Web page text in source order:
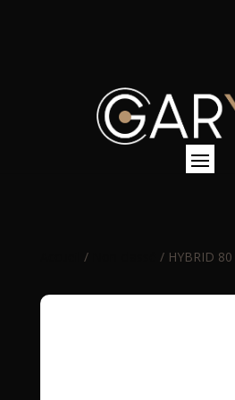
/ / HYBRID 80